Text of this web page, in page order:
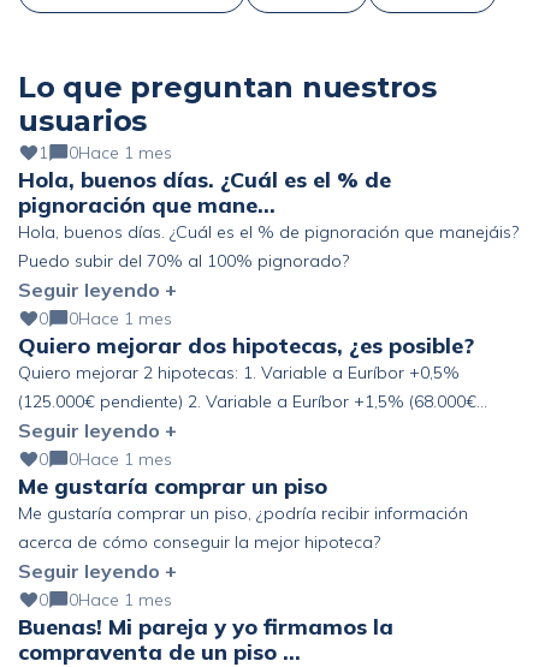
Lo que preguntan nuestros
usuarios
1 0Hace 1 mes
Hola, buenos días. ¿Cuál es el % de
pignoración que mane…
Hola, buenos días. ¿Cuál es el % de pignoración que manejáis?
Puedo subir del 70% al 100% pignorado?
Seguir leyendo +
0 0Hace 1 mes
Quiero mejorar dos hipotecas, ¿es posible?
Quiero mejorar 2 hipotecas: 1. Variable a Euríbor +0,5%
(125.000€ pendiente) 2. Variable a Euríbor +1,5% (68.000€
pendiente) Altos ingresos y ahorro, pero fuera de España. ¿Se
podría mejorar?
Seguir leyendo +
0 0Hace 1 mes
Me gustaría comprar un piso
Me gustaría comprar un piso, ¿podría recibir información
acerca de cómo conseguir la mejor hipoteca?
Seguir leyendo +
0 0Hace 1 mes
Buenas! Mi pareja y yo firmamos la
compraventa de un piso …